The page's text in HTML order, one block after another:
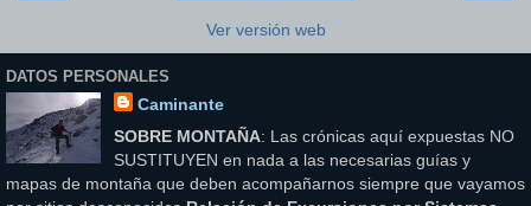
Ver versión web
DATOS PERSONALES
Caminante
SOBRE MONTAÑA: Las crónicas aquí expuestas NO
SUSTITUYEN en nada a las necesarias guías y
mapas de montaña que deben acompañarnos siempre que vayamos